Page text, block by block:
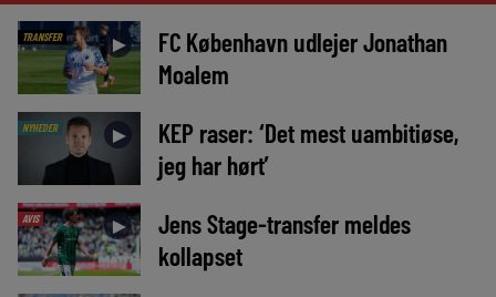
TRANSFER ►
FC København udlejer Jonathan
Moalem
NYHEDER ►
KEP raser: ‘Det mest uambitiøse,
jeg har hørt’
AVIS ►
Jens Stage-transfer meldes
kollapset